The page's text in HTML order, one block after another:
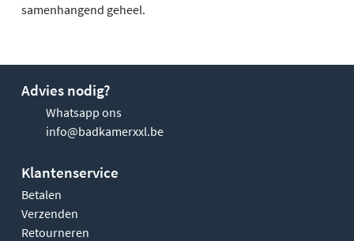
samenhangend geheel.
Advies nodig?
Whatsapp ons
info@badkamerxxl.be
Klantenservice
Betalen
Verzenden
Retourneren